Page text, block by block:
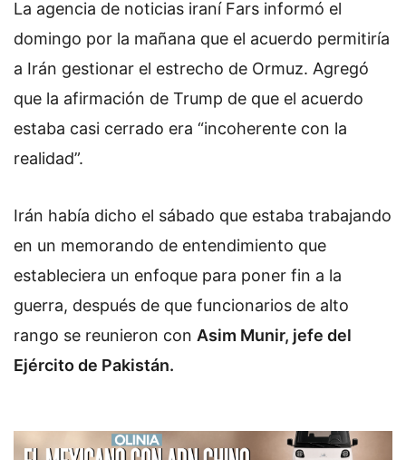
La agencia de noticias iraní Fars informó el
domingo por la mañana que el acuerdo permitiría
a Irán gestionar el estrecho de Ormuz. Agregó
que la afirmación de Trump de que el acuerdo
estaba casi cerrado era “incoherente con la
realidad”.
Irán había dicho el sábado que estaba trabajando
en un memorando de entendimiento que
estableciera un enfoque para poner fin a la
guerra, después de que funcionarios de alto
rango se reunieron con Asim Munir, jefe del
Ejército de Pakistán.